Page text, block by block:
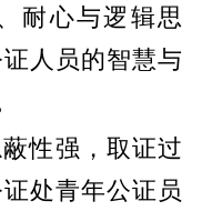
耐心与逻辑思
人员的智慧与
性强，取证过
处青年公证员